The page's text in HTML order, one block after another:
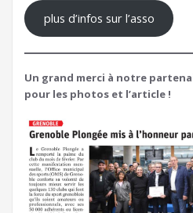
plus d’infos sur l’asso
Un grand merci à notre
pour les photos et l’article !